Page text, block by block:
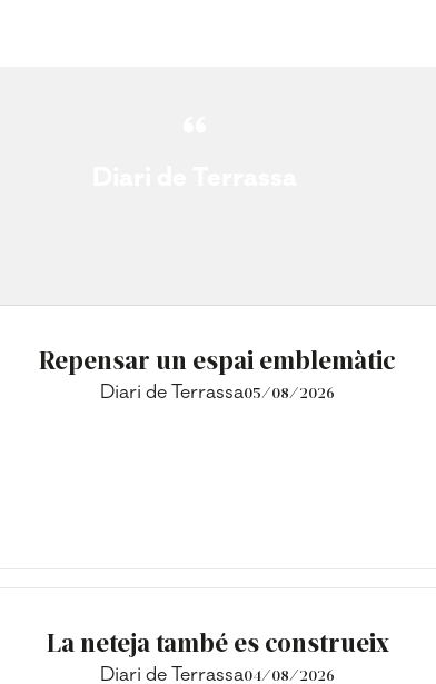
Repensar un espai emblemàtic
Diari de Terrassa05/08/2026
La neteja també es construeix
Diari de Terrassa04/08/2026